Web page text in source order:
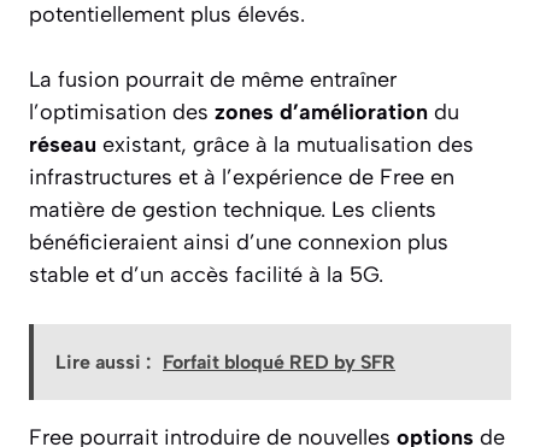
potentiellement plus élevés.
La fusion pourrait de même entraîner
l’optimisation des zones d’amélioration du
réseau existant, grâce à la mutualisation des
infrastructures et à l’expérience de Free en
matière de gestion technique. Les clients
bénéficieraient ainsi d’une connexion plus
stable et d’un accès facilité à la 5G.
Lire aussi : Forfait bloqué RED by SFR
Free pourrait introduire de nouvelles options de